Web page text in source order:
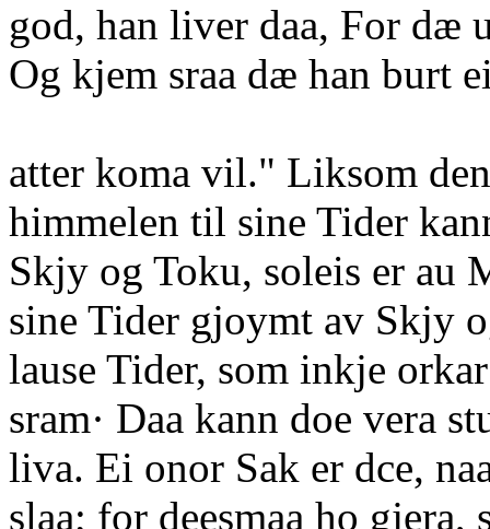
god, han liver daa, For dæ
Og kjem sraa dæ han burt
atter koma vil." Liksom
himmelen til sine Tider
Skjy og Toku, soleis er au
sine Tider gjoymt av Skjy
lause Tider, som inkje
sram· Daa kann doe vera
liva. Ei onor Sak er dce,
slaa; for deesmaa ho gjera,